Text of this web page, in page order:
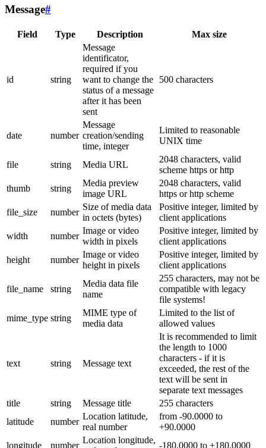
Message#
Field Type Description Max size
id string
Message
identificator,
required if you
want to change the
status of a message
after it has been
sent
500 characters
date number
Message
creation/sending
time, integer
Limited to reasonable
UNIX time
file string Media URL
2048 characters, valid
scheme https or http
thumb
string
Media preview
image URL
2048 characters, valid
https or http scheme
file_size
number
Size of media data
in octets (bytes)
Positive integer, limited by
client applications
width
number
Image or video
width in pixels
Positive integer, limited by
client applications
height
number
Image or video
height in pixels
Positive integer, limited by
client applications
file_name string
Media data file
name
255 characters, may not be
compatible with legacy
file systems!
mime_type string
MIME type of
media data
Limited to the list of
allowed values
text string Message text
It is recommended to limit
the length to 1000
characters - if it is
exceeded, the rest of the
text will be sent in
separate text messages
title
string Message title
255 characters
latitude
number
Location latitude,
real number
from -90.0000 to
+90.0000
longitude
number
Location longitude,
-180.0000 to +180.0000